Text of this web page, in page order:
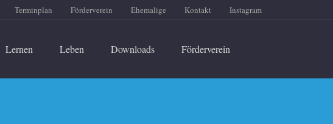
Terminplan Förderverein Ehemalige Kontakt Instagram
Lernen Leben Downloads Förderverein